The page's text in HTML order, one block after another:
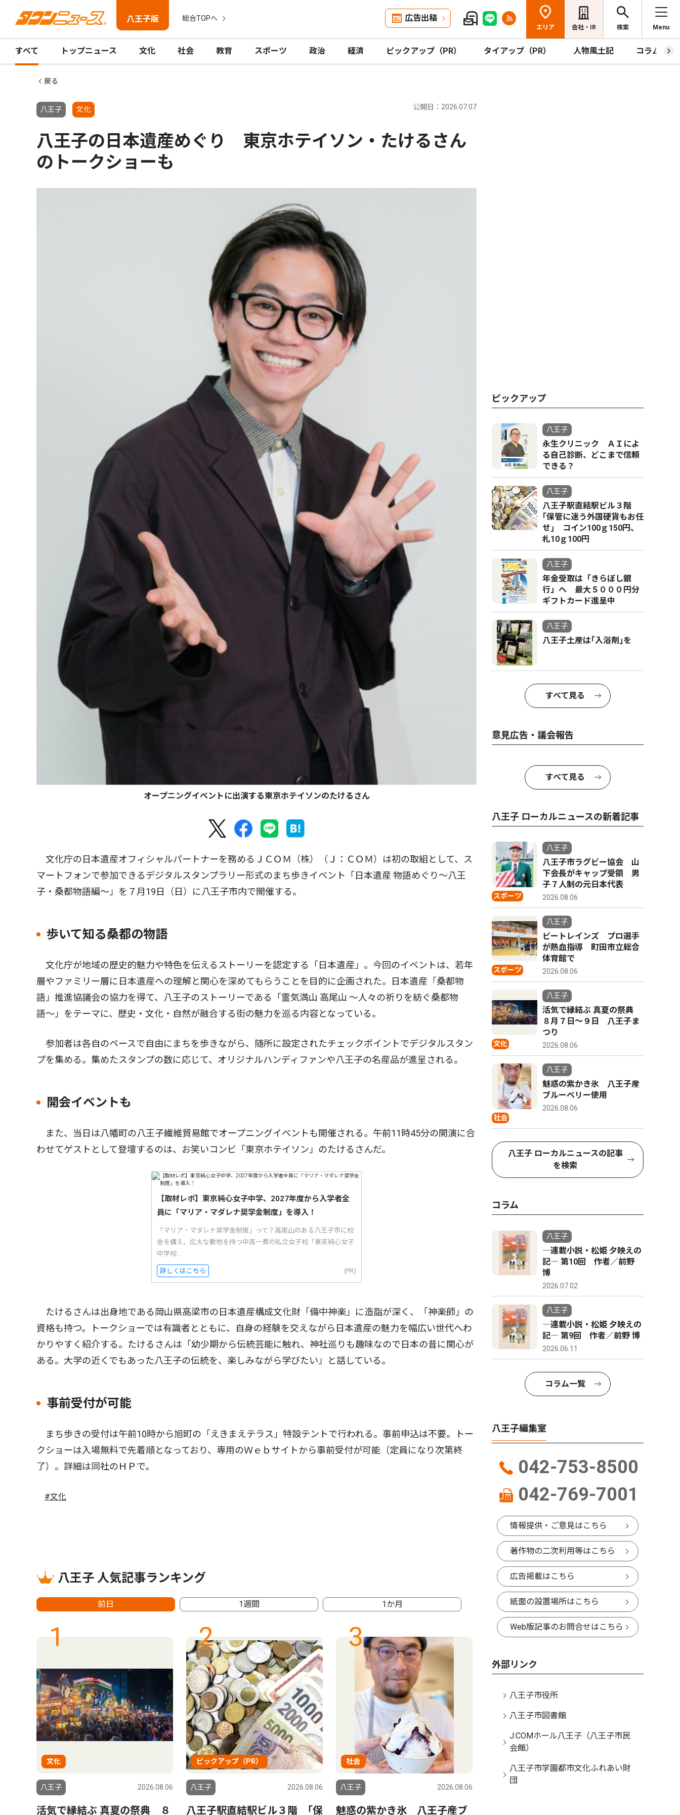
八王子版 総合TOPへ 広告出稿
エリア 会社・IR 検索 Menu
すべて トップニュース 文化 社会 教育 スポーツ 政治 経済 ピックアップ（PR） タイアップ（PR） 人物風土記 コラム
戻る
八王子 文化 公開日：2026.07.07
八王子の日本遺産めぐり 東京ホテイソン・たけるさん
のトークショーも
オープニングイベントに出演する東京ホテイソンのたけるさん
文化庁の日本遺産オフィシャルパートナーを務めるＪＣＯＭ（株）（Ｊ：ＣＯＭ）は初の取組として、ス
マートフォンで参加できるデジタルスタンプラリー形式のまち歩きイベント「日本遺産 物語めぐり〜八王
子・桑都物語編〜」を７月19日（日）に八王子市内で開催する。
歩いて知る桑都の物語
文化庁が地域の歴史的魅力や特色を伝えるストーリーを認定する「日本遺産」。今回のイベントは、若年
層やファミリー層に日本遺産への理解と関心を深めてもらうことを目的に企画された。日本遺産「桑都物
語」推進協議会の協力を得て、八王子のストーリーである「霊気満山 高尾山 〜人々の祈りを紡ぐ桑都物
語〜」をテーマに、歴史・文化・自然が融合する街の魅力を巡る内容となっている。
参加者は各自のペースで自由にまちを歩きながら、随所に設定されたチェックポイントでデジタルスタン
プを集める。集めたスタンプの数に応じて、オリジナルハンディファンや八王子の名産品が進呈される。
開会イベントも
また、当日は八幡町の八王子繊維貿易館でオープニングイベントも開催される。午前11時45分の開演に合
わせてゲストとして登壇するのは、お笑いコンビ「東京ホテイソン」のたけるさんだ。
【取材レポ】東京純心女子中学、2027年度から入学者全
員に「マリア・マダレナ奨学金制度」を導入！
「マリア・マダレナ奨学金制度」って？高尾山のある八王子市に校
舎を構え、広大な敷地を持つ中高一貫の私立女子校「東京純心女子
中学校...
詳しくはこちら (PR)
たけるさんは出身地である岡山県高梁市の日本遺産構成文化財「備中神楽」に造詣が深く、「神楽師」の
資格も持つ。トークショーでは有識者とともに、自身の経験を交えながら日本遺産の魅力を幅広い世代へわ
かりやすく紹介する。たけるさんは「幼少期から伝統芸能に触れ、神社巡りも趣味なので日本の昔に関心が
ある。大学の近くでもあった八王子の伝統を、楽しみながら学びたい」と話している。
事前受付が可能
まち歩きの受付は午前10時から旭町の「えきまえテラス」特設テントで行われる。事前申込は不要。トー
クショーは入場無料で先着順となっており、専用のＷｅｂサイトから事前受付が可能（定員になり次第終
了）。詳細は同社のＨＰで。
#文化
八王子 人気記事ランキング
前日 1週間 1か月
1
文化
八王子 2026.08.06
活気で縁結ぶ 真夏の祭典 ８
2
ピックアップ（PR）
八王子 2026.08.06
八王子駅直結駅ビル３階 ｢保
3
社会
八王子 2026.08.06
魅惑の紫かき氷 八王子産ブ
4
ピックアップ
八王子
永生クリニック ＡＩによ
る自己診断、どこまで信頼
できる？
八王子
八王子駅直結駅ビル３階
｢保管に迷う外国硬貨もお任
せ｣ コイン100ｇ150円、
札10ｇ100円
八王子
年金受取は「きらぼし銀
行」へ 最大５０００円分
ギフトカード進呈中
八王子
八王子土産は｢入浴剤｣を
すべて見る
意見広告・議会報告
すべて見る
八王子 ローカルニュースの新着記事
スポーツ
八王子
八王子市ラグビー協会 山
下会長がキャップ受領 男
子７人制の元日本代表
2026.08.06
スポーツ
八王子
ビートレインズ プロ選手
が熱血指導 町田市立総合
体育館で
2026.08.06
文化
八王子
活気で縁結ぶ 真夏の祭典
８月７日〜９日 八王子ま
つり
2026.08.06
社会
八王子
魅惑の紫かき氷 八王子産
ブルーベリー使用
2026.08.06
八王子 ローカルニュースの記事
を検索
コラム
八王子
―連載小説・松姫 夕映えの
記― 第10回 作者／前野
博
2026.07.02
八王子
―連載小説・松姫 夕映えの
記― 第9回 作者／前野 博
2026.06.11
コラム一覧
八王子編集室
042-753-8500
042-769-7001
情報提供・ご意見はこちら
著作物の二次利用等はこちら
広告掲載はこちら
紙面の設置場所はこちら
Web版記事のお問合せはこちら
外部リンク
八王子市役所
八王子市図書館
J:COMホール八王子（八王子市民
会館）
八王子市学園都市文化ふれあい財
団